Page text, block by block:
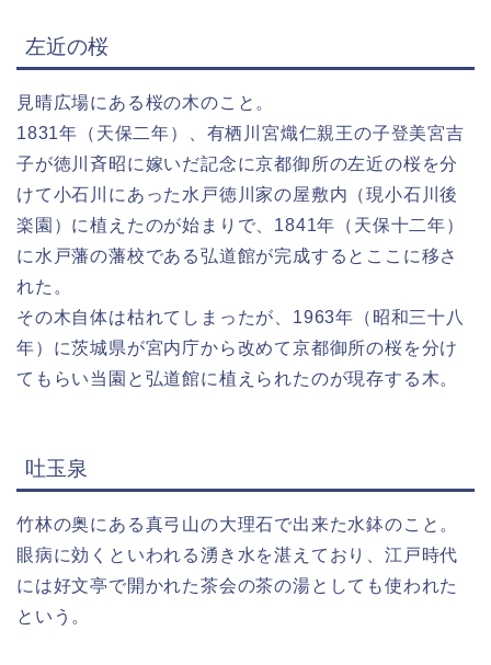
左近の桜
見晴広場にある桜の木のこと。
1831年（天保二年）、有栖川宮熾仁親王の子登美宮吉
子が徳川斉昭に嫁いだ記念に京都御所の左近の桜を分
けて小石川にあった水戸徳川家の屋敷内（現小石川後
楽園）に植えたのが始まりで、1841年（天保十二年）
に水戸藩の藩校である弘道館が完成するとここに移さ
れた。
その木自体は枯れてしまったが、1963年（昭和三十八
年）に茨城県が宮内庁から改めて京都御所の桜を分け
てもらい当園と弘道館に植えられたのが現存する木。
吐玉泉
竹林の奥にある真弓山の大理石で出来た水鉢のこと。
眼病に効くといわれる湧き水を湛えており、江戸時代
には好文亭で開かれた茶会の茶の湯としても使われた
という。